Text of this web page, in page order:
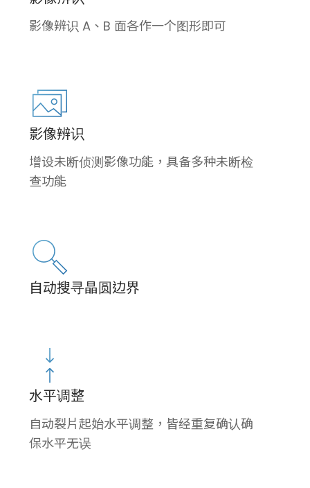
影像辨识 A、B 面各作一个图形即可
影像辨识
增设未断侦测影像功能，具备多种未断检
查功能
自动搜寻晶圆边界
水平调整
自动裂片起始水平调整，皆经重复确认确
保水平无误